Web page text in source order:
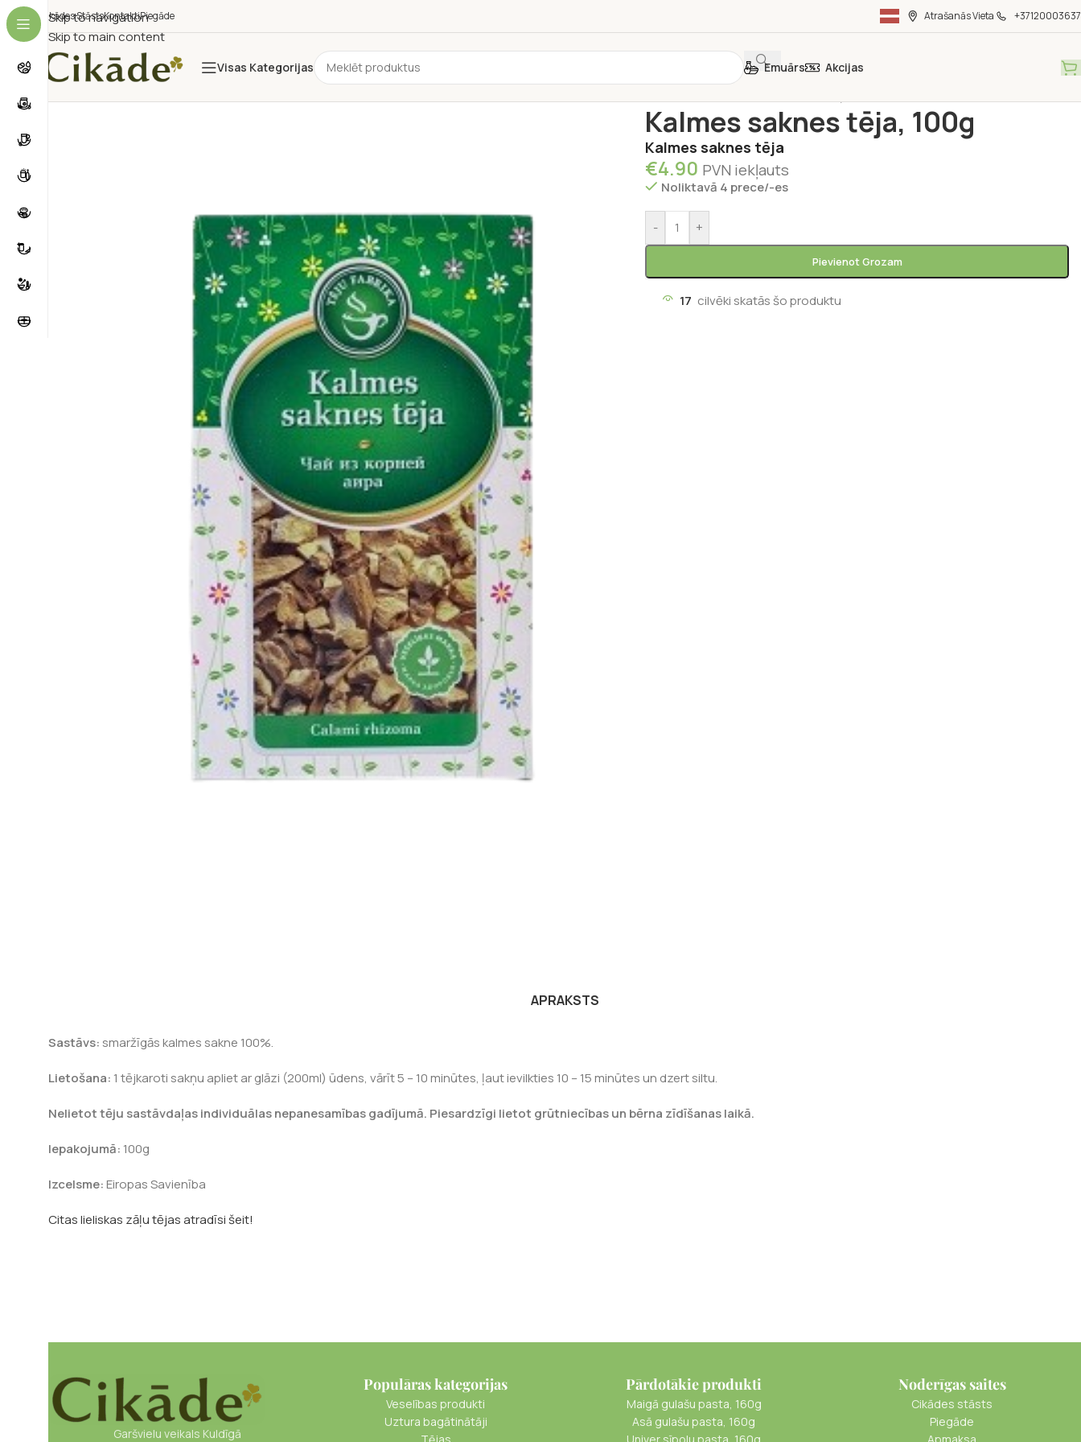
Skip to navigation
Skip to main content
Cikādes StāstsKontaktiPiegāde Atrašanās Vieta +37120003637
Visas Kategorijas Emuārs Akcijas
Kalmes saknes tēja, 100g
Kalmes saknes tēja
€4.90 PVN iekļauts
Noliktavā 4 prece/-es
- +
Pievienot Grozam
17 cilvēki skatās šo produktu
APRAKSTS
Sastāvs: smaržīgās kalmes sakne 100%.
Lietošana: 1 tējkaroti sakņu apliet ar glāzi (200ml) ūdens, vārīt 5 – 10 minūtes, ļaut ievilkties 10 – 15 minūtes un dzert siltu.
Nelietot tēju sastāvdaļas individuālas nepanesamības gadījumā. Piesardzīgi lietot grūtniecības un bērna zīdīšanas laikā.
Iepakojumā: 100g
Izcelsme:Eiropas Savienība
Citas lieliskas zāļu tējas atradīsi šeit!
Garšvielu veikals Kuldīgā
Populāras kategorijas
Veselības produkti
Uztura bagātinātāji
Tējas
Pārdotākie produkti
Maigā gulašu pasta, 160g
Asā gulašu pasta, 160g
Univer sīpolu pasta, 160g
Noderīgas saites
Cikādes stāsts
Piegāde
Apmaksa